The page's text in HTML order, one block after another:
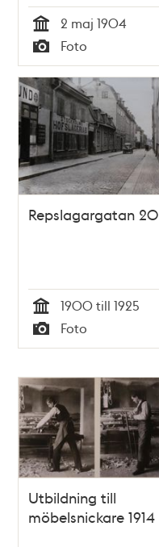
Tid
2 maj 1904
Typ
Foto
Repslagargatan 20
Tid
1900 till 1925
Typ
Foto
Utbildning till
möbelsnickare 1914